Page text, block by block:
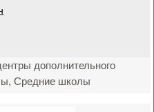
дополнительного
Средние школы